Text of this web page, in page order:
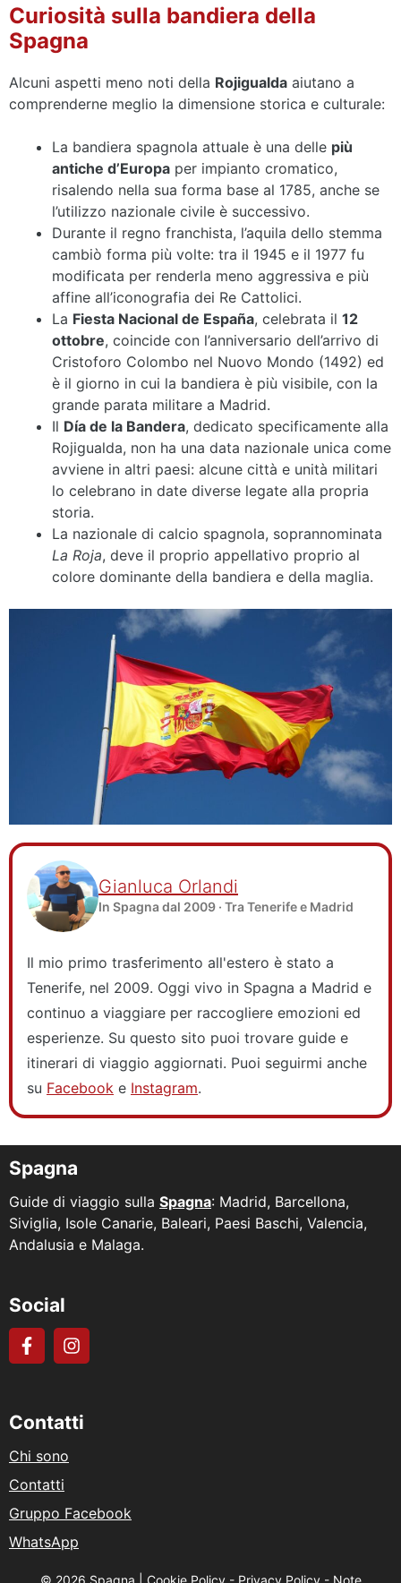
Curiosità sulla bandiera della
Spagna
Alcuni aspetti meno noti della Rojigualda aiutano a
comprenderne meglio la dimensione storica e culturale:
La bandiera spagnola attuale è una delle più
antiche d’Europa per impianto cromatico,
risalendo nella sua forma base al 1785, anche se
l’utilizzo nazionale civile è successivo.
Durante il regno franchista, l’aquila dello stemma
cambiò forma più volte: tra il 1945 e il 1977 fu
modificata per renderla meno aggressiva e più
affine all’iconografia dei Re Cattolici.
La Fiesta Nacional de España, celebrata il 12
ottobre, coincide con l’anniversario dell’arrivo di
Cristoforo Colombo nel Nuovo Mondo (1492) ed
è il giorno in cui la bandiera è più visibile, con la
grande parata militare a Madrid.
Il Día de la Bandera, dedicato specificamente alla
Rojigualda, non ha una data nazionale unica come
avviene in altri paesi: alcune città e unità militari
lo celebrano in date diverse legate alla propria
storia.
La nazionale di calcio spagnola, soprannominata
La Roja, deve il proprio appellativo proprio al
colore dominante della bandiera e della maglia.
Gianluca Orlandi
In Spagna dal 2009 · Tra Tenerife e Madrid
Il mio primo trasferimento all'estero è stato a
Tenerife, nel 2009. Oggi vivo in Spagna a Madrid e
continuo a viaggiare per raccogliere emozioni ed
esperienze. Su questo sito puoi trovare guide e
itinerari di viaggio aggiornati. Puoi seguirmi anche
su Facebook e Instagram.
Spagna
Guide di viaggio sulla Spagna: Madrid, Barcellona,
Siviglia, Isole Canarie, Baleari, Paesi Baschi, Valencia,
Andalusia e Malaga.
Social
Contatti
Chi sono
Contatti
Gruppo Facebook
WhatsApp
© 2026 Spagna | Cookie Policy- Privacy Policy- Note